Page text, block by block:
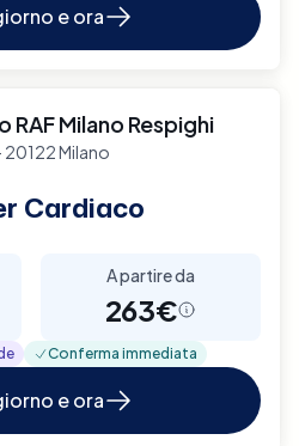
e ora
RAF Milano Respighi
20122 Milano
Cardiaco
A partire da
263€
Conferma immediata
e ora